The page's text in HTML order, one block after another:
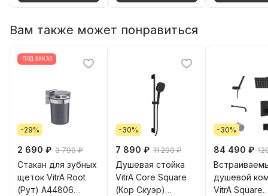
Вам также может понравиться
ПОД ЗАКАЗ
-29%
2 690 ₽ 3 790 ₽
Стакан для зубных
щеток VitrA Root
(Рут) A44806
-30%
7 890 ₽ 11 290 ₽
Душевая стойка
VitrA Core Square
(Кор Скуэр)
-30%
84 490 ₽
душевой
VitrA Square